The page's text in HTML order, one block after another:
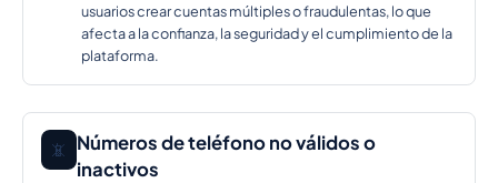
usuarios crear cuentas múltiples o fraudulentas, lo que
afecta a la confianza, la seguridad y el cumplimiento de la
plataforma.
📵 Números de teléfono no válidos o
inactivos